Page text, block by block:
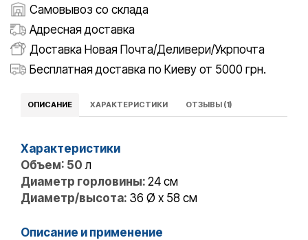
Самовывоз со склада
Адресная доставка
Доставка Новая Почта/Деливери/Укрпочта
Бесплатная доставка по Киеву от 5000 грн.
ОПИСАНИЕ ХАРАКТЕРИСТИКИ ОТЗЫВЫ (1)
Характеристики
Объем: 50 л
Диаметр горловины: 24 см
Диаметр/высота: 36 Ø x 58 см
Описание и применение